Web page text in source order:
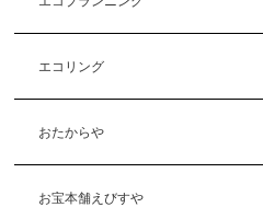
エコリング
おたからや
お宝本舗えびすや